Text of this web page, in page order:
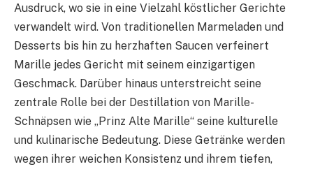
Ausdruck, wo sie in eine Vielzahl köstlicher Gerichte
verwandelt wird. Von traditionellen Marmeladen und
Desserts bis hin zu herzhaften Saucen verfeinert
Marille jedes Gericht mit seinem einzigartigen
Geschmack. Darüber hinaus unterstreicht seine
zentrale Rolle bei der Destillation von Marille-
Schnäpsen wie „Prinz Alte Marille“ seine kulturelle
und kulinarische Bedeutung. Diese Getränke werden
wegen ihrer weichen Konsistenz und ihrem tiefen,